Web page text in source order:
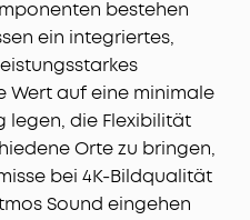
bestehen
ein integriertes,
Wert auf eine minimale
legen, die Flexibilität
Orte zu bringen,
bei 4K-Bildqualität
Sound eingehen